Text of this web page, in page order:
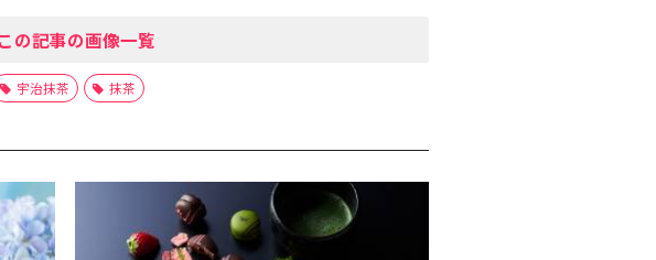
この記事の画像一覧
宇治抹茶 抹茶